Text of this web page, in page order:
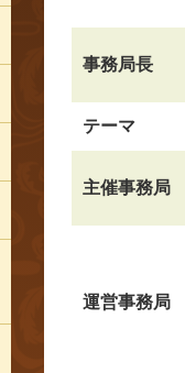
事務局長
テーマ
主催事務局
運営事務局